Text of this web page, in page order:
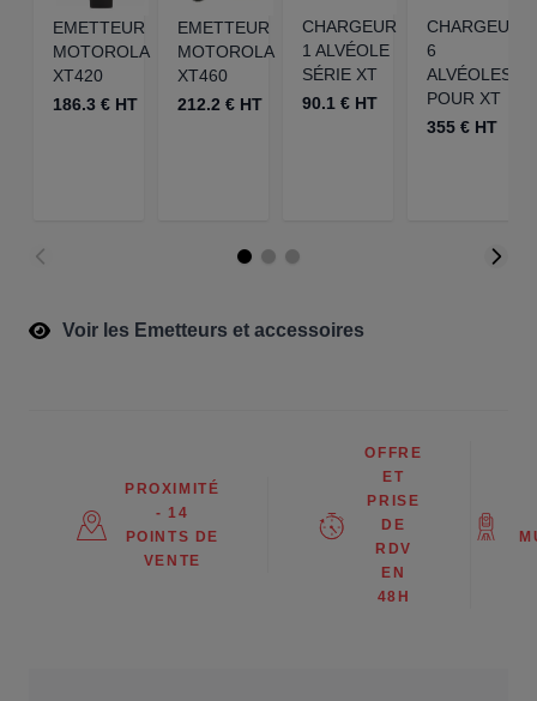
EMETTEUR
MOTOROLA
XT420
186.3 € HT
EMETTEUR
MOTOROLA
XT460
212.2 € HT
CHARGEUR
1 ALVÉOLE
SÉRIE XT
90.1 € HT
CHARGEUR
6
ALVÉOLES
POUR XT
355 € HT
Voir les Emetteurs et accessoires
PROXIMITÉ
- 14
POINTS DE
VENTE
OFFRE
ET
PRISE
DE
RDV
EN
48H